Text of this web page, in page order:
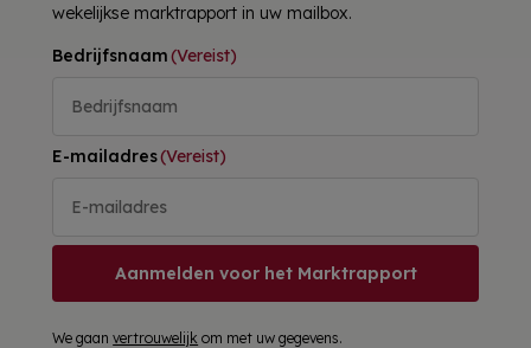
wekelijkse marktrapport in uw mailbox.
Bedrijfsnaam(Vereist)
E-mailadres(Vereist)
Aanmelden voor het Marktrapport
We gaanvertrouwelijk om met uw gegevens.